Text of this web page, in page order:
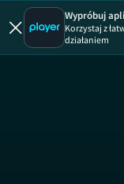
Wypróbuj
Korzystaj z
działaniem